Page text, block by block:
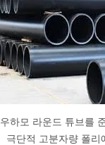
우하모 라운드 튜브를
극단적 고분자량 폴리